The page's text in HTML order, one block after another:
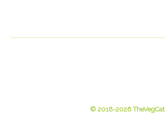
© 2018-2026 TheVegCat